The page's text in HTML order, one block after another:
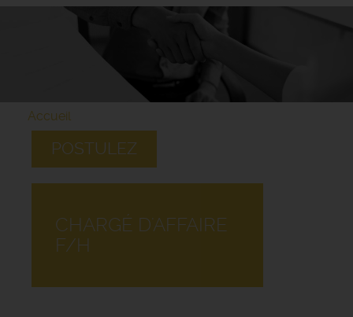
Accueil
POSTULEZ
CHARGÉ D'AFFAIRE
F/H